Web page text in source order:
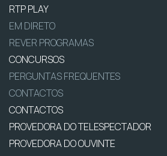
RTP PLAY
EM DIRETO
REVER PROGRAMAS
CONCURSOS
PERGUNTAS FREQUENTES
CONTACTOS
CONTACTOS
PROVEDORA DO TELESPECTADOR
PROVEDORA DO OUVINTE